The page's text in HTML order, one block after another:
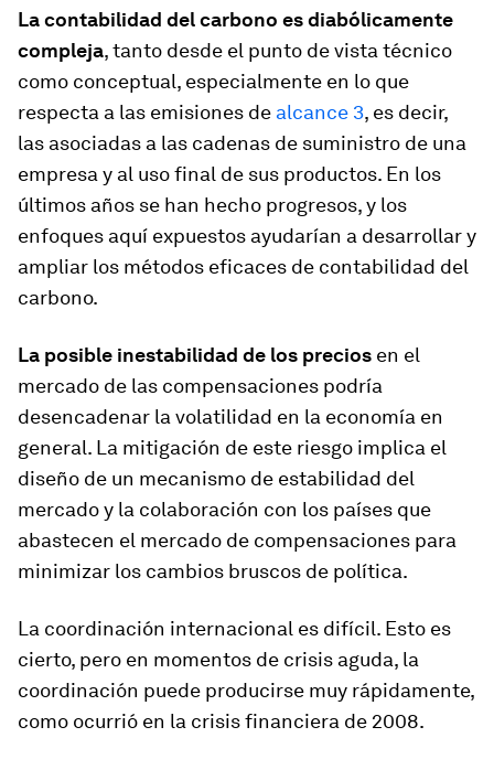
La contabilidad del carbono es diabólicamente
compleja, tanto desde el punto de vista técnico
como conceptual, especialmente en lo que
respecta a las emisiones de alcance 3, es decir,
las asociadas a las cadenas de suministro de una
empresa y al uso final de sus productos. En los
últimos años se han hecho progresos, y los
enfoques aquí expuestos ayudarían a desarrollar y
ampliar los métodos eficaces de contabilidad del
carbono.
La posible inestabilidad de los precios en el
mercado de las compensaciones podría
desencadenar la volatilidad en la economía en
general. La mitigación de este riesgo implica el
diseño de un mecanismo de estabilidad del
mercado y la colaboración con los países que
abastecen el mercado de compensaciones para
minimizar los cambios bruscos de política.
La coordinación internacional es difícil. Esto es
cierto, pero en momentos de crisis aguda, la
coordinación puede producirse muy rápidamente,
como ocurrió en la crisis financiera de 2008.